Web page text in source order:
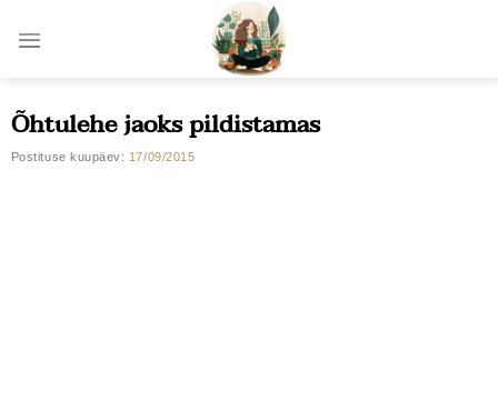
Õhtulehe jaoks pildistamas
Postituse kuupäev: 17/09/2015